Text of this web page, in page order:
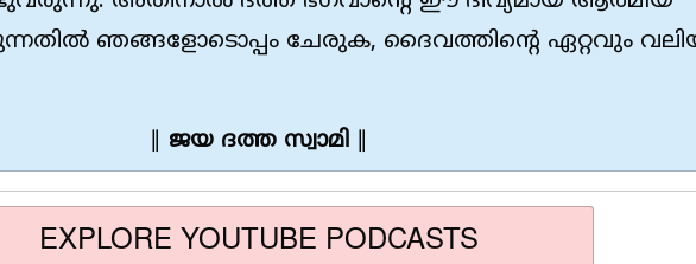
ഞങ്ങളോടൊപ്പം ചേരുക, ദൈവത്തിൻ്റെ ഏറ്റവും
ജയ ദത്ത സ്വാമി
EXPLORE YOUTUBE PODCASTS